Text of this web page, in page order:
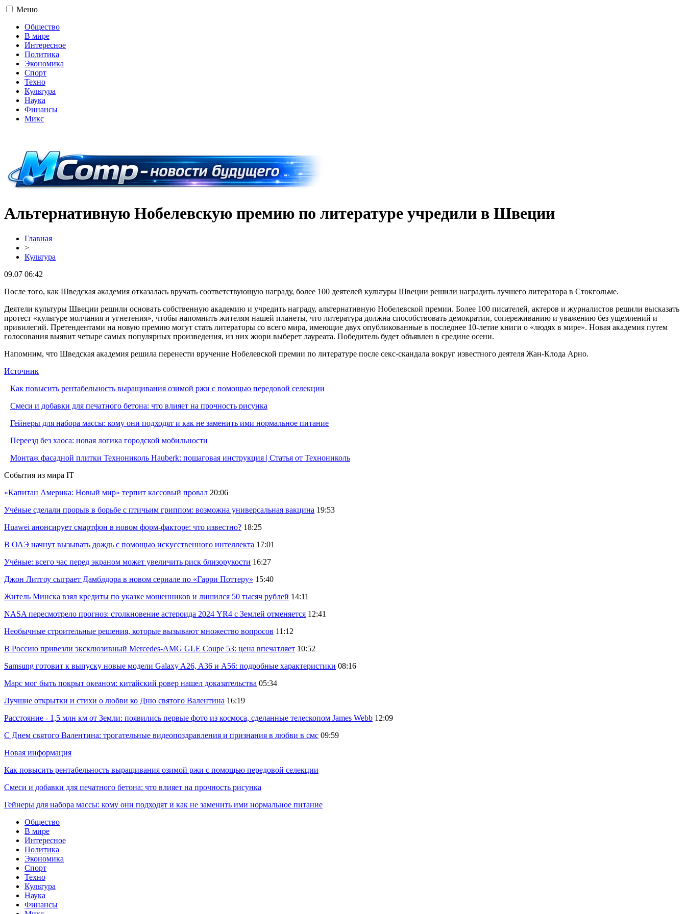
Меню
Общество
В мире
Интересное
Политика
Экономика
Спорт
Техно
Культура
Наука
Финансы
Микс
Альтернативную Нобелевскую премию по литературе учредили в Швеции
Главная
>
Культура
09.07 06:42
После того, как Шведская академия отказалась вручать соответствующую награду, более 100 деятелей культуры Швеции решили наградить лучшего литератора в Стокгольме.
Деятели культуры Швеции решили основать собственную академию и учредить награду, альтернативную Нобелевской премии. Более 100 писателей, актеров и журналистов решили высказать
протест «культуре молчания и угнетения», чтобы напомнить жителям нашей планеты, что литература должна способствовать демократии, сопереживанию и уважению без ущемлений и
привилегий. Претендентами на новую премию могут стать литераторы со всего мира, имеющие двух опубликованные в последнее 10-летие книги о «людях в мире». Новая академия путем
голосования выявит четыре самых популярных произведения, из них жюри выберет лауреата. Победитель будет объявлен в средине осени.
Напомним, что Шведская академия решила перенести вручение Нобелевской премии по литературе после секс-скандала вокруг известного деятеля Жан-Клода Арно.
Источник
Как повысить рентабельность выращивания озимой ржи с помощью передовой селекции
Смеси и добавки для печатного бетона: что влияет на прочность рисунка
Гейнеры для набора массы: кому они подходят и как не заменить ими нормальное питание
Переезд без хаоса: новая логика городской мобильности
Монтаж фасадной плитки Технониколь Hauberk: пошаговая инструкция | Статья от Технониколь
События из мира IT
«Капитан Америка: Новый мир» терпит кассовый провал 20:06
Учёные сделали прорыв в борьбе с птичьим гриппом: возможна универсальная вакцина 19:53
Huawei анонсирует смартфон в новом форм-факторе: что известно? 18:25
В ОАЭ начнут вызывать дождь с помощью искусственного интеллекта 17:01
Учёные: всего час перед экраном может увеличить риск близорукости 16:27
Джон Литгоу сыграет Дамблдора в новом сериале по «Гарри Поттеру» 15:40
Житель Минска взял кредиты по указке мошенников и лишился 50 тысяч рублей 14:11
NASA пересмотрело прогноз: столкновение астероида 2024 YR4 с Землей отменяется 12:41
Необычные строительные решения, которые вызывают множество вопросов 11:12
В Россию привезли эксклюзивный Mercedes-AMG GLE Coupe 53: цена впечатляет 10:52
Samsung готовит к выпуску новые модели Galaxy A26, A36 и A56: подробные характеристики 08:16
Марс мог быть покрыт океаном: китайский ровер нашел доказательства 05:34
Лучшие открытки и стихи о любви ко Дню святого Валентина 16:19
Расстояние - 1,5 млн км от Земли: появились первые фото из космоса, сделанные телескопом James Webb 12:09
С Днем святого Валентина: трогательные видеопоздравления и признания в любви в смс 09:59
Новая информация
Как повысить рентабельность выращивания озимой ржи с помощью передовой селекции
Смеси и добавки для печатного бетона: что влияет на прочность рисунка
Гейнеры для набора массы: кому они подходят и как не заменить ими нормальное питание
Общество
В мире
Интересное
Политика
Экономика
Спорт
Техно
Культура
Наука
Финансы